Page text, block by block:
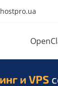
и VPS